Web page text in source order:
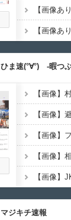
【画像あ
ひま速(°∀°) -暇つ
【画像】
【画像】
【画像】
マジキチ速報